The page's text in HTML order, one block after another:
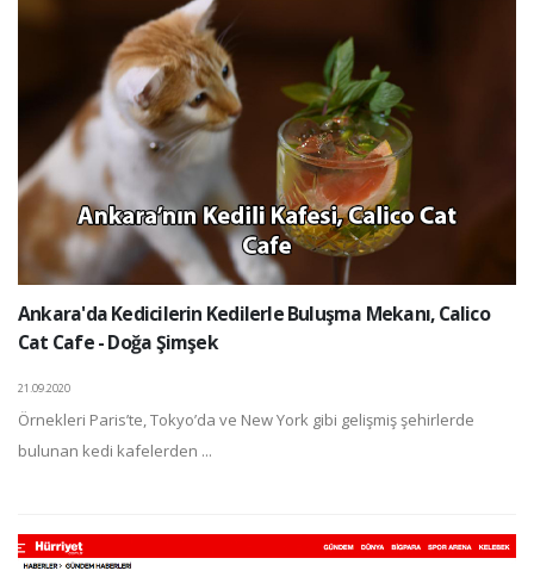
Ankara'da Kedicilerin Kedilerle Buluşma Mekanı, Calico
Cat Cafe - Doğa Şimşek
21.09.2020
Örnekleri Paris’te, Tokyo’da ve New York gibi gelişmiş şehirlerde
bulunan kedi kafelerden ...